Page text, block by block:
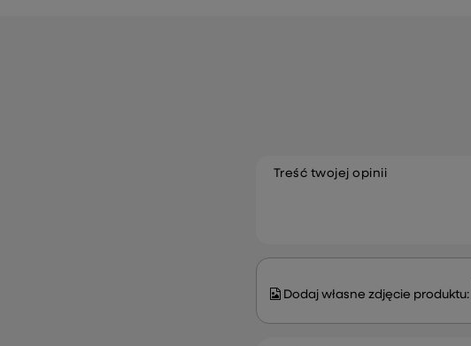
Treść twojej opinii
Dodaj własne zdjęcie produktu: